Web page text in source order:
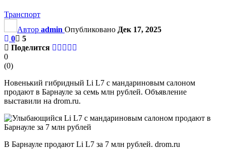
Транспорт
Автор admin Опубликовано Дек 17, 2025
0
5
Поделится
0
(0)
Новенький гибридный Li L7 с мандариновым салоном
продают в Барнауле за семь млн рублей. Объявление
выставили на drom.ru.
В Барнауле продают Li L7 за 7 млн рублей. drom.ru